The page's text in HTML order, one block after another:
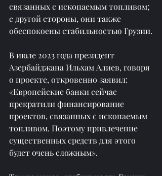
связанных с ископаемым топливом;
с другой стороны, они также
обеспокоены стабильностью Грузии.
В июле 2023 года президент
Азербайджана Ильхам Алиев, говоря
о проекте, откровенно заявил:
«Европейские банки сейчас
прекратили финансирование
проектов, связанных с ископаемым
топливом. Поэтому привлечение
существенных средств для этого
будет очень сложным».